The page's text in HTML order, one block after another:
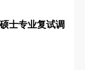
士专业复试调